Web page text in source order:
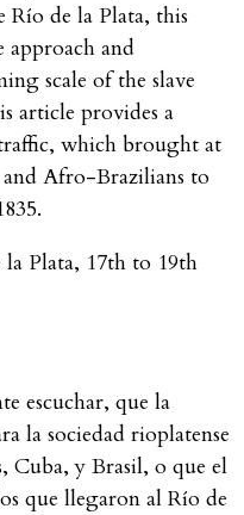
Río de la Plata, this
approach and
scale of the slave
article provides a
which brought at
and Afro-Brazilians to
la Plata, 17th to 19th
escuchar, que la
la sociedad rioplatense
Cuba, y Brasil, o que el
que llegaron al Río de